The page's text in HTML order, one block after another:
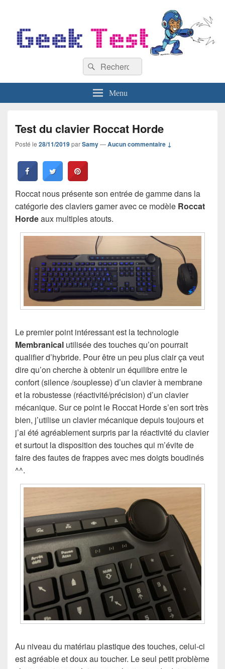
Recherche :
Rechercher
Menu
Test du clavier Roccat Horde
Posté le 28/11/2019parSamy—Aucun commentaire ↓
Roccat nous présente son entrée de gamme dans la
catégorie des claviers gamer avec ce modèle Roccat
Hordeaux multiples atouts.
Le premier point intéressant est la technologie
Membranical utilisée des touches qu’on pourrait
qualifier d’hybride. Pour être un peu plus clair ça veut
dire qu’on cherche à obtenir un équilibre entre le
confort (silence /souplesse) d’un clavier à membrane
et la robustesse (réactivité/précision) d’un clavier
mécanique. Sur ce point le Roccat Horde s’en sort très
bien, j’utilise un clavier mécanique depuis toujours et
j’ai été agréablement surpris par la réactivité du clavier
et surtout la disposition des touches qui m’évite de
faire des fautes de frappes avec mes doigts boudinés
^^.
Au niveau du matériau plastique des touches, celui-ci
est agréable et doux au toucher. Le seul petit problème